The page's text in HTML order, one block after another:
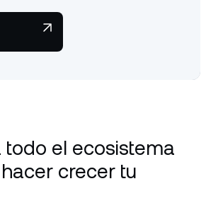
todo el ecosistema
crecer tu